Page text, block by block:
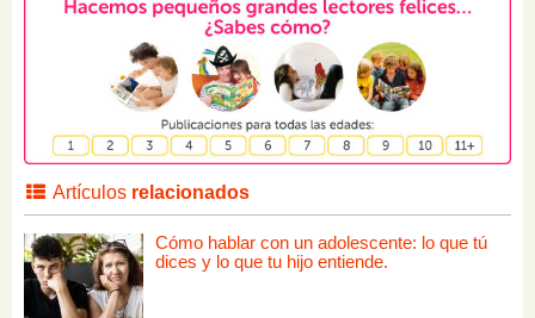
Artículos relacionados
Cómo hablar con un adolescente: lo que tú
dices y lo que tu hijo entiende.